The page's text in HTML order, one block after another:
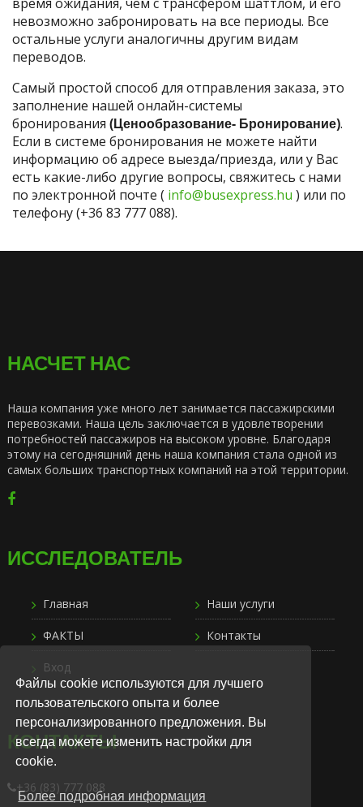
Файлы cookie используются для лучшего
пользовательского опыта и более
персонализированного предложения. Вы
всегда можете изменить настройки для
cookie.
Более подробная информация
невозможно забронировать на все периоды. Все
остальные услуги аналогичны другим видам
переводов.
Самый простой способ для отправления заказа, это
заполнение нашей онлайн-системы
бронирования (Ценообразование- Бронирование).
Если в системе бронирования не можете найти
информацию об адресе выезда/приезда, или у Вас
есть какие-либо другие вопросы, свяжитесь с нами
по электронной почте ( info@busexpress.hu ) или по
телефону (+36 83 777 088).
НАСЧЕТ НАС
Наша компания уже много лет занимается пассажирскими
перевозками. Наша цель заключается в удовлетворении
потребностей пассажиров на высоком уровне. Благодаря
этому на сегодняшний день наша компания стала одной из
самых больших транспортных компаний на этой территории.
ИССЛЕДОВАТЕЛЬ
Главная Наши услуги
ФАКТЫ Контакты
Вход
КОНТАКТЫ
+36 (83) 777 088